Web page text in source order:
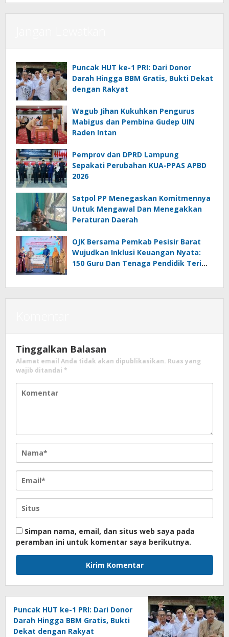
Puncak HUT ke-1 PRI: Dari Donor
Darah Hingga BBM Gratis, Bukti Dekat
dengan Rakyat
Wagub Jihan Kukuhkan Pengurus
Mabigus dan Pembina Gudep UIN
Raden Intan
Pemprov dan DPRD Lampung
Sepakati Perubahan KUA-PPAS APBD
2026
Satpol PP Menegaskan Komitmennya
Untuk Mengawal Dan Menegakkan
Peraturan Daerah
OJK Bersama Pemkab Pesisir Barat
Wujudkan Inklusi Keuangan Nyata:
150 Guru Dan Tenaga Pendidik Terima
Tinggalkan Balasan
Alamat email Anda tidak akan dipublikasikan. Ruas yang
wajib ditandai *
Simpan nama, email, dan situs web saya pada
peramban ini untuk komentar saya berikutnya.
Puncak HUT ke-1 PRI: Dari Donor
Darah Hingga BBM Gratis, Bukti
Dekat dengan Rakyat